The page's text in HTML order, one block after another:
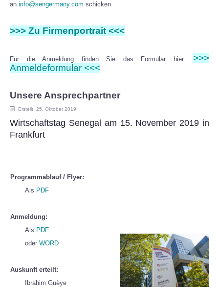
an info@sengermany.com schicken
>>> Zu Firmenportrait <<<
Für die Anmeldung finden Sie das Formular hier: >>>
Anmeldeformular <<<
Unsere Ansprechpartner
Erstellt: 25. Oktober 2019
Wirtschaftstag Senegal am 15. November 2019 in
Frankfurt
Programmablauf / Flyer:
Als PDF
Anmeldung:
Als PDF
oder WORD
Auskunft erteilt:
Ibrahim Guèye